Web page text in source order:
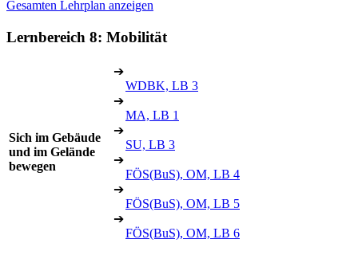
Gesamten Lehrplan anzeigen
Lernbereich 8: Mobilität
Sich im Gebäude
und im Gelände
bewegen
➔
WDBK, LB 3
➔
MA, LB 1
➔
SU, LB 3
➔
FÖS(BuS), OM, LB 4
➔
FÖS(BuS), OM, LB 5
➔
FÖS(BuS), OM, LB 6